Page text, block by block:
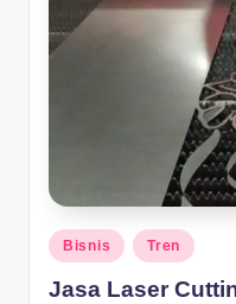
Posted
in
Bisnis Tren
Jasa Laser